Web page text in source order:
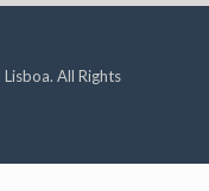
All Rights